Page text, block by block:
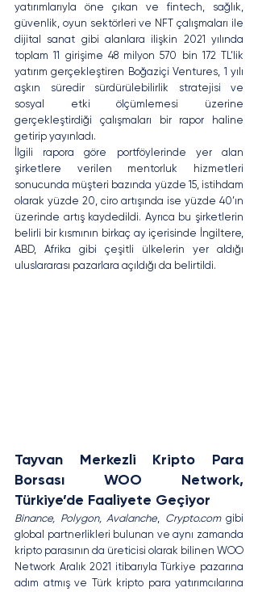
yatırımlarıyla öne çıkan ve fintech, sağlık,
güvenlik, oyun sektörleri ve NFT çalışmaları ile
dijital sanat gibi alanlara ilişkin 2021 yılında
toplam 11 girişime 48 milyon 570 bin 172 TL’lik
yatırım gerçekleştiren Boğaziçi Ventures, 1 yılı
aşkın süredir sürdürülebilirlik stratejisi ve
sosyal etki ölçümlemesi üzerine
gerçekleştirdiği çalışmaları bir rapor haline
getirip yayınladı.
İlgili rapora göre portföylerinde yer alan
şirketlere verilen mentorluk hizmetleri
sonucunda müşteri bazında yüzde 15, istihdam
olarak yüzde 20, ciro artışında ise yüzde 40’ın
üzerinde artış kaydedildi. Ayrıca bu şirketlerin
belirli bir kısmının birkaç ay içerisinde İngiltere,
ABD, Afrika gibi çeşitli ülkelerin yer aldığı
uluslararası pazarlara açıldığı da belirtildi.
Tayvan Merkezli Kripto Para
Borsası WOO Network,
Türkiye’de Faaliyete Geçiyor
Binance, Polygon, Avalanche, Crypto.com gibi
global partnerlikleri bulunan ve aynı zamanda
kripto parasının da üreticisi olarak bilinen WOO
Network Aralık 2021 itibarıyla Türkiye pazarına
adım atmış ve Türk kripto para yatırımcılarına